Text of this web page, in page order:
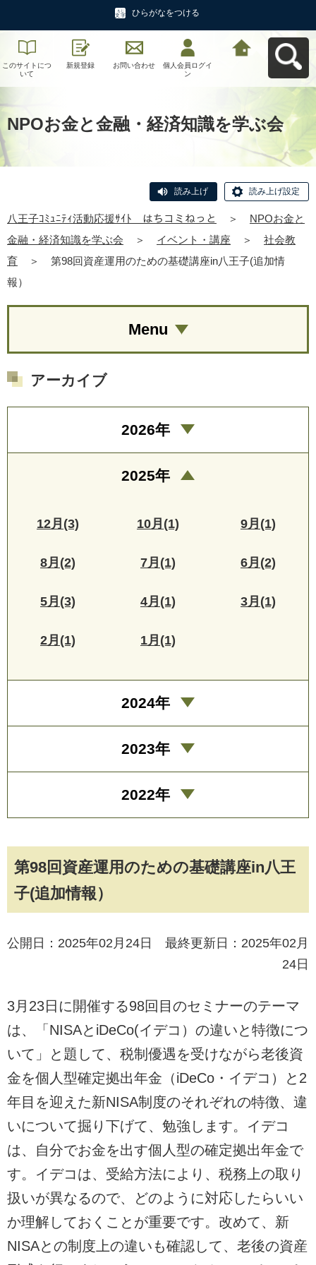
ひらがなをつける
このサイトにつ
いて
新規登録 お問い合わせ
個人会員ログイ
ン
NPOお金と金融・経済知識を学ぶ会
読み上げ 読み上げ設定
八王子ｺﾐｭﾆﾃｨ活動応援ｻｲﾄ はちコミねっと ＞
NPOお金と
金融・経済知識を学ぶ会
＞ イベント・講座 ＞
社会教
育
＞
第98回資産運用のための基礎講座in八王子(追加情
報）
第98回資産運用のための基礎講座in八王
子(追加情報）
公開日：2025年02月24日 最終更新日：2025年02月
24日
3月23日に開催する98回目のセミナーのテーマ
は、「NISAとiDeCo(イデコ）の違いと特徴につ
いて」と題して、税制優遇を受けながら老後資
金を個人型確定拠出年金（iDeCo・イデコ）と2
年目を迎えた新NISA制度のそれぞれの特徴、違
いについて掘り下げて、勉強します。イデコ
は、自分でお金を出す個人型の確定拠出年金で
す。イデコは、受給方法により、税務上の取り
扱いが異なるので、どのように対応したらいい
か理解しておくことが重要です。改めて、新
NISAとの制度上の違いも確認して、老後の資産
Menu
アーカイブ
2026年
2025年
12月(3) 10月(1) 9月(1)
8月(2) 7月(1) 6月(2)
5月(3) 4月(1) 3月(1)
2月(1) 1月(1)
2024年
2023年
2022年